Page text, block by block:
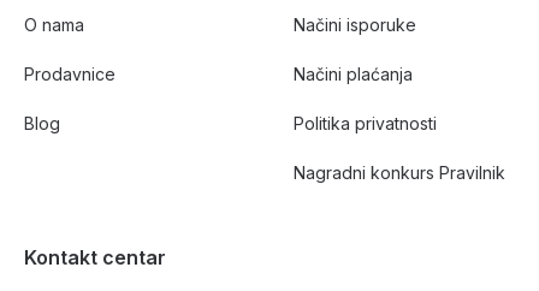
O nama
Prodavnice
Blog
Načini isporuke
Načini plaćanja
Politika privatnosti
Nagradni konkurs Pravilnik
Kontakt centar